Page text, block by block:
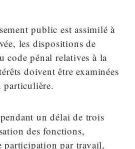
public est assimilé à
les dispositions de
code pénal relatives à la
doivent être examinées
particulière.
un délai de trois
des fonctions,
participation par travail,